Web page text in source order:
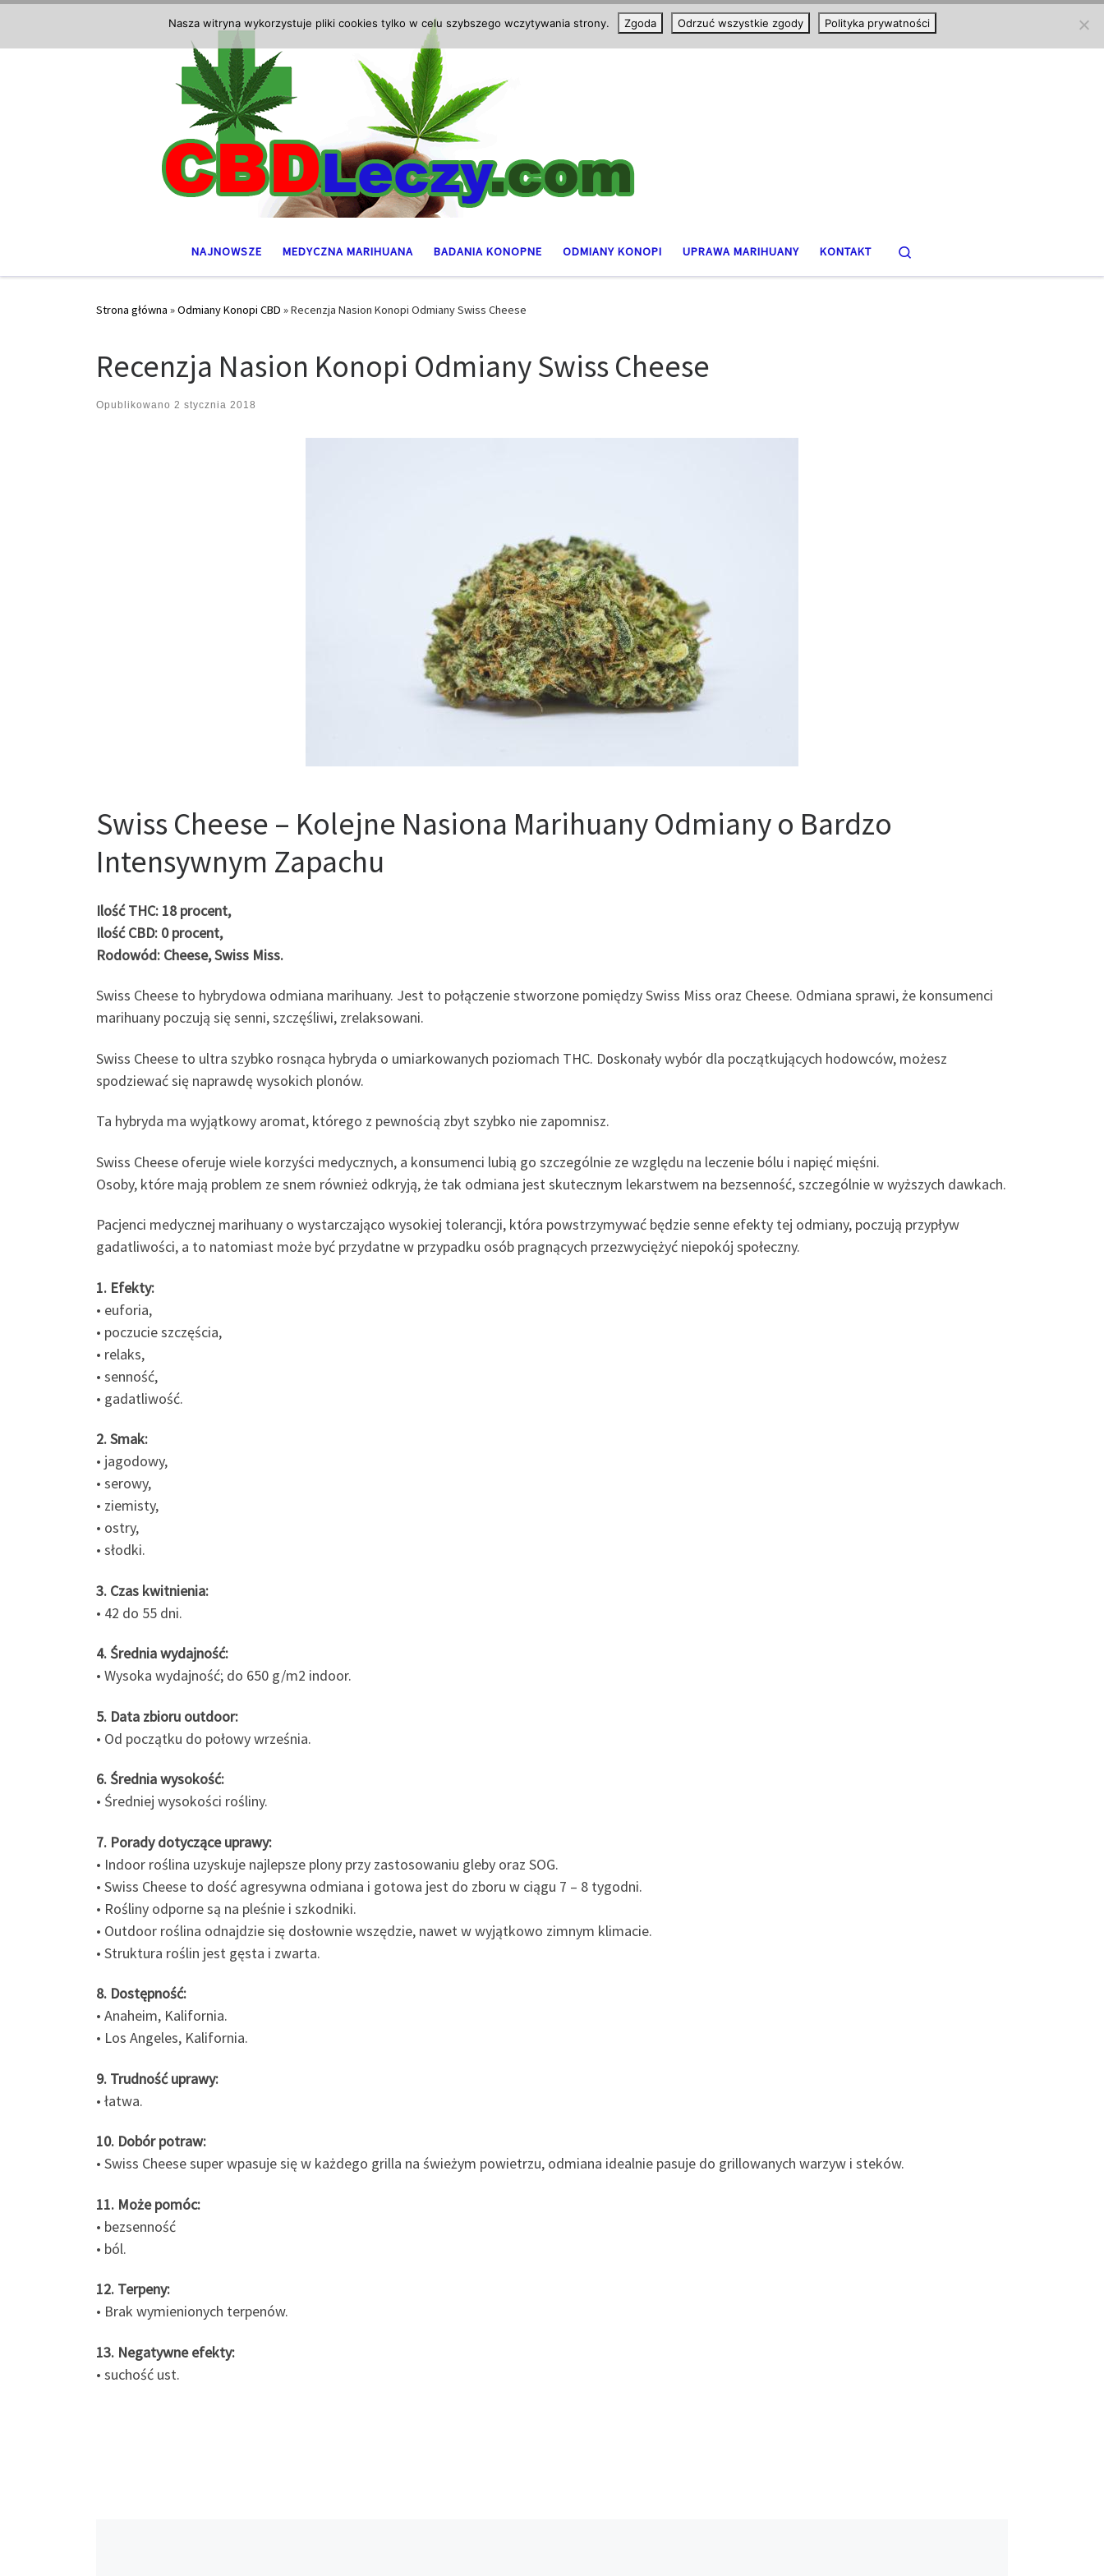
NAJNOWSZE MEDYCZNA MARIHUANA BADANIA KONOPNE ODMIANY KONOPI UPRAWA MARIHUANY KONTAKT
Strona główna »Odmiany Konopi CBD »Recenzja Nasion Konopi Odmiany Swiss Cheese
Recenzja Nasion Konopi Odmiany Swiss Cheese
Opublikowano 2 stycznia 2018
Swiss Cheese – Kolejne Nasiona Marihuany Odmiany o Bardzo
Intensywnym Zapachu
Ilość THC: 18 procent,
Ilość CBD: 0 procent,
Rodowód: Cheese, Swiss Miss.
Swiss Cheese to hybrydowa odmiana marihuany. Jest to połączenie stworzone pomiędzy Swiss Miss oraz Cheese. Odmiana sprawi, że konsumenci
marihuany poczują się senni, szczęśliwi, zrelaksowani.
Swiss Cheese to ultra szybko rosnąca hybryda o umiarkowanych poziomach THC. Doskonały wybór dla początkujących hodowców, możesz
spodziewać się naprawdę wysokich plonów.
Ta hybryda ma wyjątkowy aromat, którego z pewnością zbyt szybko nie zapomnisz.
Swiss Cheese oferuje wiele korzyści medycznych, a konsumenci lubią go szczególnie ze względu na leczenie bólu i napięć mięśni.
Osoby, które mają problem ze snem również odkryją, że tak odmiana jest skutecznym lekarstwem na bezsenność, szczególnie w wyższych dawkach.
Pacjenci medycznej marihuany o wystarczająco wysokiej tolerancji, która powstrzymywać będzie senne efekty tej odmiany, poczują przypływ
gadatliwości, a to natomiast może być przydatne w przypadku osób pragnących przezwyciężyć niepokój społeczny.
1. Efekty:
• euforia,
• poczucie szczęścia,
• relaks,
• senność,
• gadatliwość.
2. Smak:
• jagodowy,
• serowy,
• ziemisty,
• ostry,
• słodki.
3. Czas kwitnienia:
• 42 do 55 dni.
4. Średnia wydajność:
• Wysoka wydajność; do 650 g/m2 indoor.
5. Data zbioru outdoor:
• Od początku do połowy września.
6. Średnia wysokość:
• Średniej wysokości rośliny.
7. Porady dotyczące uprawy:
• Indoor roślina uzyskuje najlepsze plony przy zastosowaniu gleby oraz SOG.
• Swiss Cheese to dość agresywna odmiana i gotowa jest do zboru w ciągu 7 – 8 tygodni.
• Rośliny odporne są na pleśnie i szkodniki.
• Outdoor roślina odnajdzie się dosłownie wszędzie, nawet w wyjątkowo zimnym klimacie.
• Struktura roślin jest gęsta i zwarta.
8. Dostępność:
• Anaheim, Kalifornia.
• Los Angeles, Kalifornia.
9. Trudność uprawy:
• łatwa.
10. Dobór potraw:
• Swiss Cheese super wpasuje się w każdego grilla na świeżym powietrzu, odmiana idealnie pasuje do grillowanych warzyw i steków.
11. Może pomóc:
• bezsenność
• ból.
12. Terpeny:
• Brak wymienionych terpenów.
13. Negatywne efekty:
• suchość ust.
Nasza witryna wykorzystuje pliki cookies tylko w celu szybszego wczytywania strony. Zgoda Odrzuć wszystkie zgody Polityka prywatności